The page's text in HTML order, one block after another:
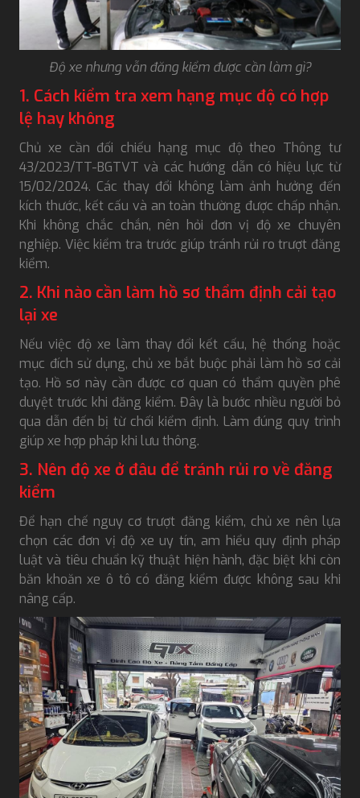
Độ xe nhưng vẫn đăng kiểm được cần làm gì?
1. Cách kiểm tra xem hạng mục độ có hợp
lệ hay không
Chủ xe cần đối chiếu hạng mục độ theo Thông tư
43/2023/TT-BGTVT và các hướng dẫn có hiệu lực từ
15/02/2024. Các thay đổi không làm ảnh hưởng đến
kích thước, kết cấu và an toàn thường được chấp nhận.
Khi không chắc chắn, nên hỏi đơn vị độ xe chuyên
nghiệp. Việc kiểm tra trước giúp tránh rủi ro trượt đăng
kiểm.
2. Khi nào cần làm hồ sơ thẩm định cải tạo
lại xe
Nếu việc độ xe làm thay đổi kết cấu, hệ thống hoặc
mục đích sử dụng, chủ xe bắt buộc phải làm hồ sơ cải
tạo. Hồ sơ này cần được cơ quan có thẩm quyền phê
duyệt trước khi đăng kiểm. Đây là bước nhiều người bỏ
qua dẫn đến bị từ chối kiểm định. Làm đúng quy trình
giúp xe hợp pháp khi lưu thông.
3. Nên độ xe ở đâu để tránh rủi ro về đăng
kiểm
Để hạn chế nguy cơ trượt đăng kiểm, chủ xe nên lựa
chọn các đơn vị độ xe uy tín, am hiểu quy định pháp
luật và tiêu chuẩn kỹ thuật hiện hành, đặc biệt khi còn
băn khoăn xe ô tô có đăng kiểm được không sau khi
nâng cấp.